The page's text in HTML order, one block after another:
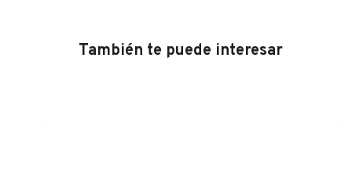
También te puede interesar